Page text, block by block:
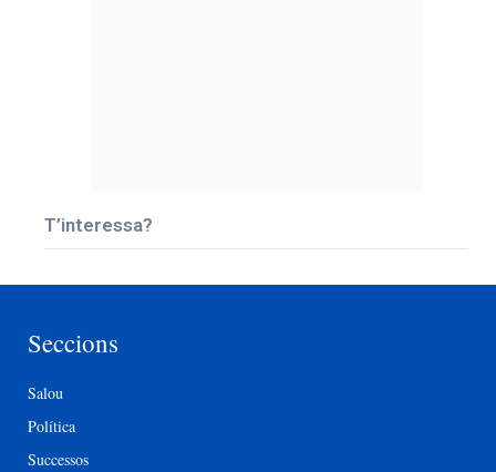
T’interessa?
Seccions
Salou
Política
Successos